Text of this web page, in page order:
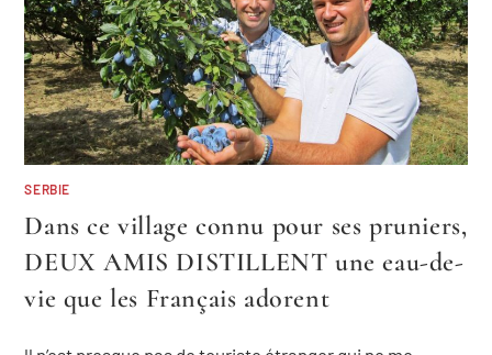
SERBIE
Dans ce village connu pour ses pruniers,
DEUX AMIS DISTILLENT une eau-de-
vie que les Français adorent